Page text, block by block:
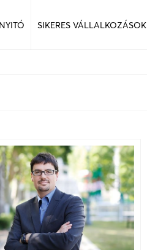
NYITÓ SIKERES VÁLLALKOZÁSOK